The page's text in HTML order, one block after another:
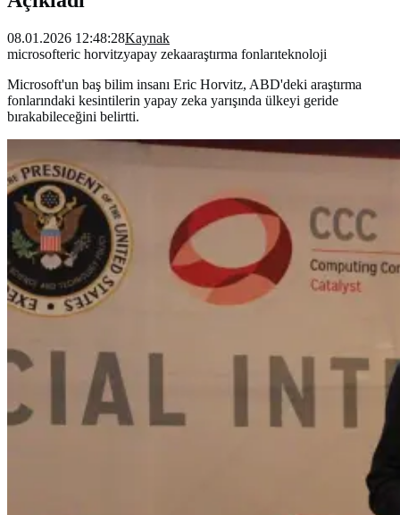
08.01.2026 12:48:28Kaynak
microsofteric horvitzyapay zekaaraştırma fonlarıteknoloji
Microsoft'un baş bilim insanı Eric Horvitz, ABD'deki araştırma
fonlarındaki kesintilerin yapay zeka yarışında ülkeyi geride
bırakabileceğini belirtti.